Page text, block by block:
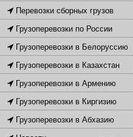
Перевозки сборных грузов
Грузоперевозки по России
Грузоперевозки в Белоруссию
Грузоперевозки в Казахстан
Грузоперевозки в Армению
Грузоперевозки в Киргизию
Грузоперевозки в Абхазию